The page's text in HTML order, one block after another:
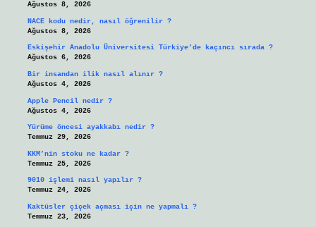
Ağustos 8, 2026
NACE kodu nedir, nasıl öğrenilir ?
Ağustos 8, 2026
Eskişehir Anadolu Üniversitesi Türkiye’de kaçıncı sırada ?
Ağustos 6, 2026
Bir insandan ilik nasıl alınır ?
Ağustos 4, 2026
Apple Pencil nedir ?
Ağustos 4, 2026
Yürüme öncesi ayakkabı nedir ?
Temmuz 29, 2026
KKM’nin stoku ne kadar ?
Temmuz 25, 2026
9010 işlemi nasıl yapılır ?
Temmuz 24, 2026
Kaktüsler çiçek açması için ne yapmalı ?
Temmuz 23, 2026